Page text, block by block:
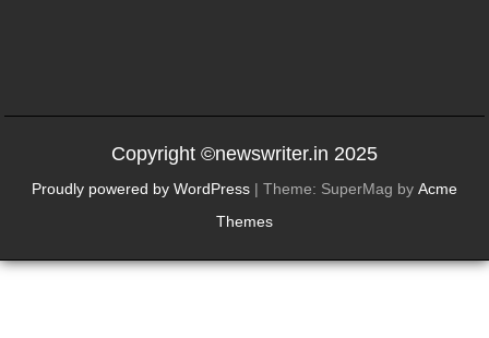
Copyright ©newswriter.in 2025
Proudly powered by WordPress | Theme: SuperMag by Acme
Themes